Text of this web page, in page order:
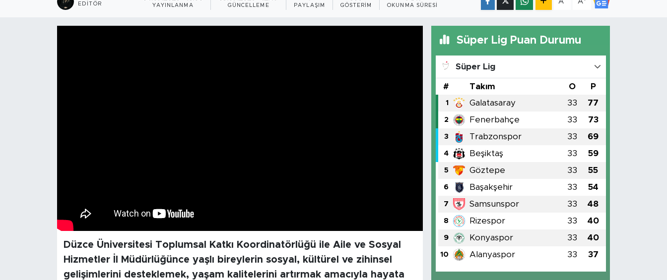
EDITÖR YAYINLANMA GÜNCELLEME PAYLAŞIM GÖSTERIM OKUNMA SÜRESI
Düzce Üniversitesi Toplumsal Katkı Koordinatörlüğü ile Aile ve Sosyal
Hizmetler İl Müdürlüğünce yaşlı bireylerin sosyal, kültürel ve zihinsel
gelişimlerini desteklemek, yaşam kalitelerini artırmak amacıyla hayata
Süper Lig Puan Durumu
Süper Lig
# Takım O P
1 Galatasaray 33 77
2 Fenerbahçe 33 73
3 Trabzonspor 33 69
4 Beşiktaş 33 59
5 Göztepe 33 55
6 Başakşehir 33 54
7 Samsunspor 33 48
8 Rizespor 33 40
9 Konyaspor 33 40
10 Alanyaspor 33 37